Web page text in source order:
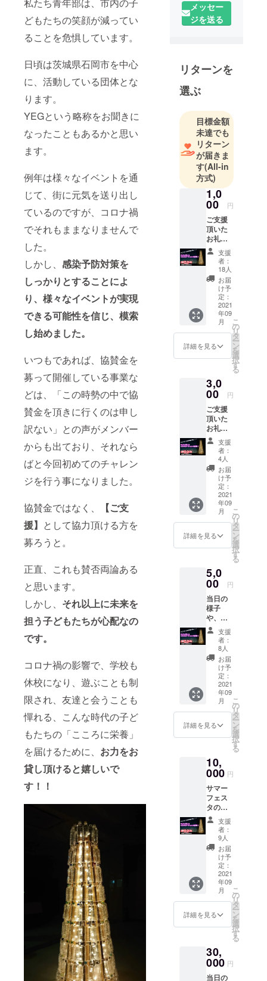
私たち青年部は、市内の子
どもたちの笑顔が減ってい
ることを危惧しています。
日頃は茨城県石岡市を中心
に、活動している団体とな
ります。
YEGという略称をお聞きに
なったこともあるかと思い
ます。
例年は様々なイベントを通
じて、街に元気を送り出し
ているのですが、コロナ禍
でそれもままなりませんで
した。
しかし、 感染予防対策を
しっかりとすることによ
り、様々なイベントが実現
できる可能性を信じ、模索
し始めました。
いつもであれば、協賛金を
募って開催している事業な
どは、「この時勢の中で協
賛金を頂きに行くのは申し
訳ない」との声がメンバー
からも出ており、それなら
ばと今回初めてのチャレン
ジを行う事になりました。
協賛金ではなく、
【ご支
援】 として協力頂ける方を
募ろうと。
正直、これも賛否両論ある
と思います。
しかし、 それ以上に未来を
担う子どもたちが心配なの
です。
コロナ禍の影響で、学校も
休校になり、遊ぶことも制
限され、友達と会うことも
憚れる、こんな時代の子ど
もたちの「こころに栄養」
を届けるために、 お力をお
貸し頂けると嬉しいで
す！！
メッセー
ジを送る
リターンを
選ぶ
目標金額
未達でも
リターン
が届きま
す(All-in
方式)
1,0
00 円
ご支援
頂いた
お礼の
メッ
セージ
をお送
りいた
しま
す。
支援
者：
18人
お届
け予
定：
2021
年09
月
詳細を見る
こ
の
リ
タ
ー
ン
を
選
択
す
る
3,0
00 円
ご支援
頂いた
お礼の
お手紙
をお送
りいた
しま
す。
支援
者：
4人
お届
け予
定：
2021
年09
月
詳細を見る
こ
の
リ
タ
ー
ン
を
選
択
す
る
5,0
00 円
当日の
様子
や、お
礼の
メッ
セージ
をお送
りいた
しま
す。 ご
支援頂
いた
方々に
は、当
時の様
御礼の
メッ
セージ
を贈ら
せて頂
きま
す。
支援
者：
8人
お届
け予
定：
2021
年09
月
詳細を見る
こ
の
リ
タ
ー
ン
を
選
択
す
る
10,
000 円
サマー
フェス
タの粗
品とと
もに、
お礼の
お手紙
をお送
りいた
しま
す。 ご
支援頂
いた
方々に
は、サ
タの粗
品とと
もに、
御礼の
支援
者：
9人
お届
け予
定：
2021
年09
月
詳細を見る
こ
の
リ
タ
ー
ン
を
選
択
す
る
30,
000 円
当日の